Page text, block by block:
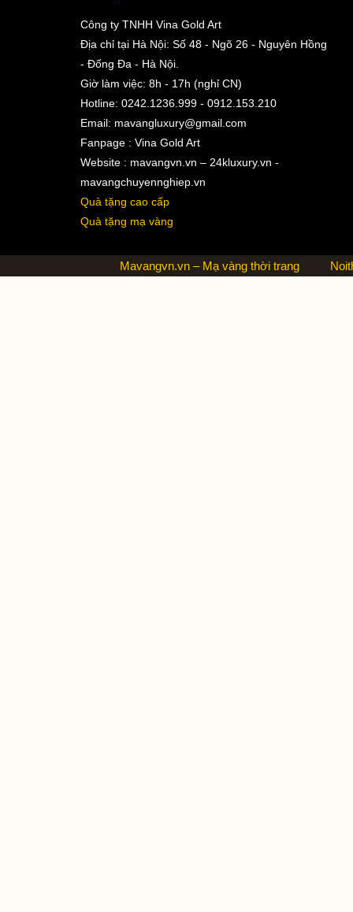
Công ty TNHH Vina Gold Art
Địa chỉ tại Hà Nội: Số 48 - Ngõ 26 - Nguyên Hồng
- Đống Đa - Hà Nội.
Giờ làm việc: 8h - 17h (nghỉ CN)
Hotline: 0242.1236.999 - 0912.153.210
Email: mavangluxury@gmail.com
Fanpage : Vina Gold Art
Website : mavangvn.vn – 24kluxury.vn -
mavangchuyennghiep.vn
Quà tặng cao cấp
Quà tặng mạ vàng
Mavangvn.vn – Mạ vàng thời trang